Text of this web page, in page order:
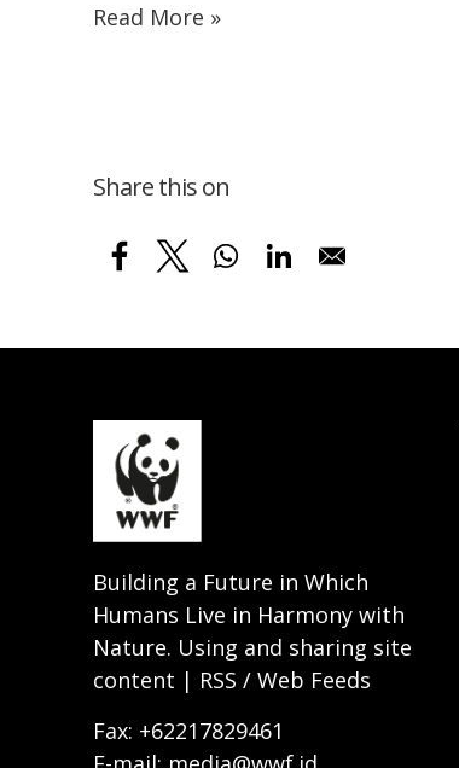
Read More »
Share this on
Building a Future in Which
Humans Live in Harmony with
Nature. Using and sharing site
content | RSS / Web Feeds
Fax: +62217829461